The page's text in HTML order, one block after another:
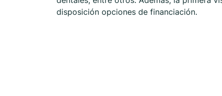
disposición opciones de financiación.